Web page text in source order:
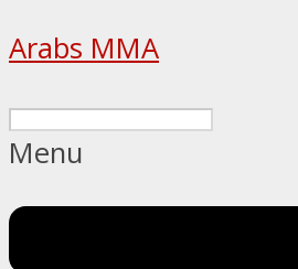
Arabs MMA
Menu